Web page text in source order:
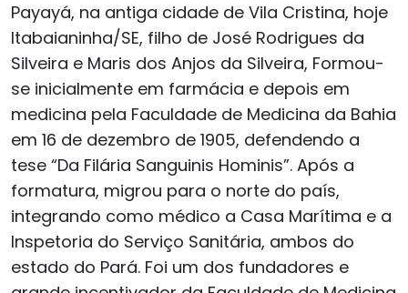
Payayá, na antiga cidade de Vila Cristina, hoje
Itabaianinha/SE, filho de José Rodrigues da
Silveira e Maris dos Anjos da Silveira, Formou-
se inicialmente em farmácia e depois em
medicina pela Faculdade de Medicina da Bahia
em 16 de dezembro de 1905, defendendo a
tese “Da Filária Sanguinis Hominis”. Após a
formatura, migrou para o norte do país,
integrando como médico a Casa Marítima e a
Inspetoria do Serviço Sanitária, ambos do
estado do Pará. Foi um dos fundadores e